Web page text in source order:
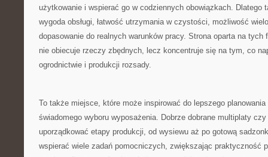
użytkowanie i wspierać go w codziennych obowiązkach. Dlatego
wygoda obsługi, łatwość utrzymania w czystości, możliwość
dopasowanie do realnych warunków pracy. Strona oparta na tych
nie obiecuje rzeczy zbędnych, lecz koncentruje się na tym, co
ogrodnictwie i produkcji rozsady.
To także miejsce, które może inspirować do lepszego
świadomego wyboru wyposażenia. Dobrze dobrane multiplaty
uporządkować etapy produkcji, od wysiewu aż po gotową
wspierać wiele zadań pomocniczych, zwiększając praktyczność